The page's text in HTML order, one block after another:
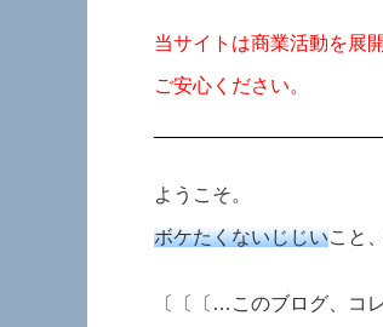
当サイトは商業活動を展
ご安心ください。
ようこそ。
ボケたくないじじいこと
〔〔〔…このブログ、コ